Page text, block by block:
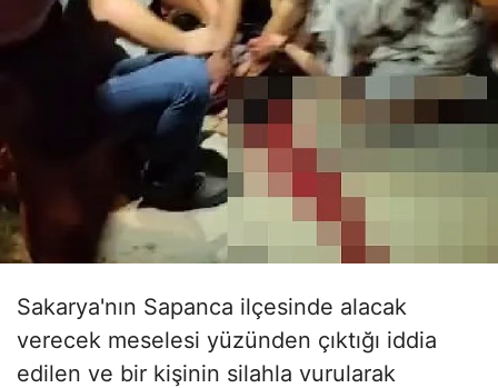
Sakarya'nın Sapanca ilçesinde alacak
verecek meselesi yüzünden çıktığı iddia
edilen ve bir kişinin silahla vurularak